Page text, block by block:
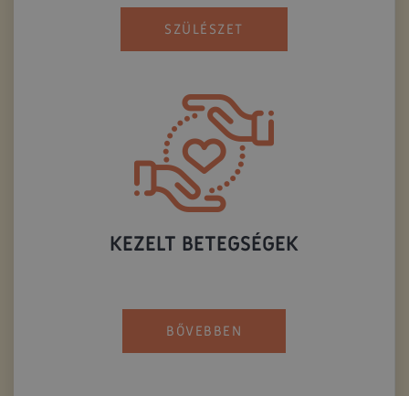
SZÜLÉSZET
KEZELT BETEGSÉGEK
BŐVEBBEN